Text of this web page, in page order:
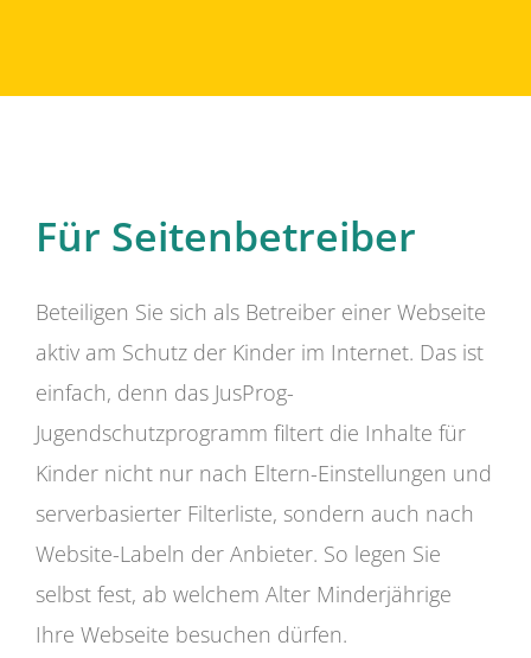
Für Seitenbetreiber
Beteiligen Sie sich als Betreiber einer Webseite
aktiv am Schutz der Kinder im Internet. Das ist
einfach, denn das JusProg-
Jugendschutzprogramm filtert die Inhalte für
Kinder nicht nur nach Eltern-Einstellungen und
serverbasierter Filterliste, sondern auch nach
Website-Labeln der Anbieter. So legen Sie
selbst fest, ab welchem Alter Minderjährige
Ihre Webseite besuchen dürfen.